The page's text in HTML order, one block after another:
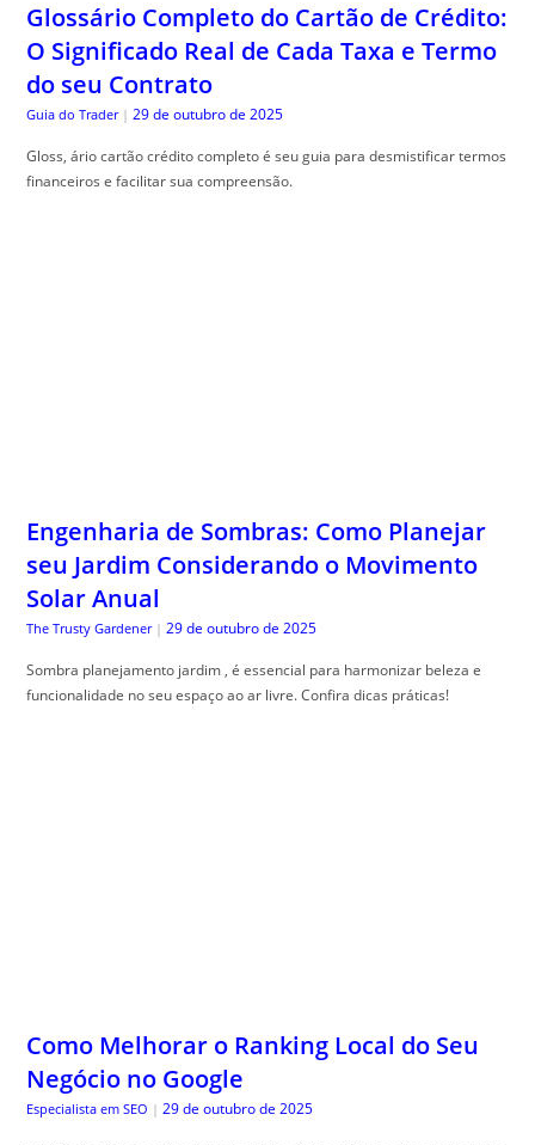
Glossário Completo do Cartão de Crédito:
O Significado Real de Cada Taxa e Termo
do seu Contrato
Guia do Trader | 29 de outubro de 2025
Gloss, ário cartão crédito completo é seu guia para desmistificar termos
financeiros e facilitar sua compreensão.
Engenharia de Sombras: Como Planejar
seu Jardim Considerando o Movimento
Solar Anual
The Trusty Gardener | 29 de outubro de 2025
Sombra planejamento jardim , é essencial para harmonizar beleza e
funcionalidade no seu espaço ao ar livre. Confira dicas práticas!
Como Melhorar o Ranking Local do Seu
Negócio no Google
Especialista em SEO | 29 de outubro de 2025